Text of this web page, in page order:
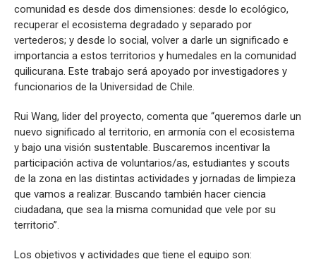
comunidad es desde dos dimensiones: desde lo ecológico,
recuperar el ecosistema degradado y separado por
vertederos; y desde lo social, volver a darle un significado e
importancia a estos territorios y humedales en la comunidad
quilicurana. Este trabajo será apoyado por investigadores y
funcionarios de la Universidad de Chile.
Rui Wang, lider del proyecto, comenta que “queremos darle un
nuevo significado al territorio, en armonía con el ecosistema
y bajo una visión sustentable. Buscaremos incentivar la
participación activa de voluntarios/as, estudiantes y scouts
de la zona en las distintas actividades y jornadas de limpieza
que vamos a realizar. Buscando también hacer ciencia
ciudadana, que sea la misma comunidad que vele por su
territorio”.
Los objetivos y actividades que tiene el equipo son: